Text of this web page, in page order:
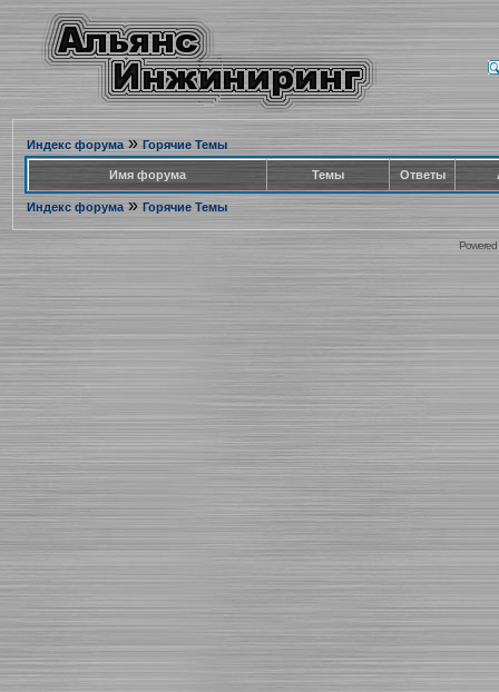
Индекс форума» Горячие Темы
Имя форума Темы Ответы
Индекс форума» Горячие Темы